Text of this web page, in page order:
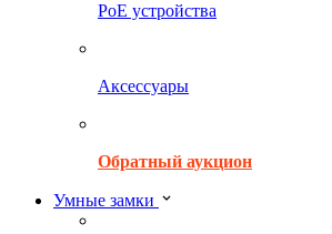
PoE устройства
Аксессуары
Обратный аукцион
Умные замки